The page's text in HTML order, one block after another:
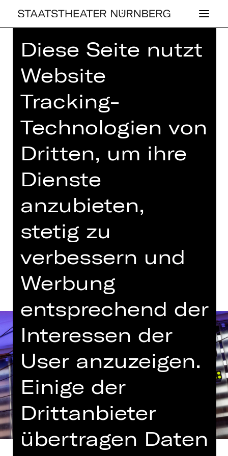
Home>Spielplan 26/27> Nachtetage
SCHAUSPIEL
NACH­TE­TA­GE
Freitag, 12.03.2027
22.00 Uhr
YALLA YALLA
3. Etage Foyer
Diese Seite nutzt
Website
Tracking-
Technologien von
Dritten, um ihre
Dienste
anzubieten,
stetig zu
verbessern und
Werbung
entsprechend der
Interessen der
User anzuzeigen.
Einige der
Drittanbieter
übertragen Daten